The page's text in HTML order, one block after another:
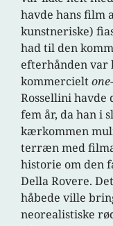
havde hans film
kunstneriske)
had til den
efterhånden var
kommercielt
Rossellini
fem år, da han i
kærkommen
terræn med
historie om den
Della Rovere.
håbede ville
neorealistiske